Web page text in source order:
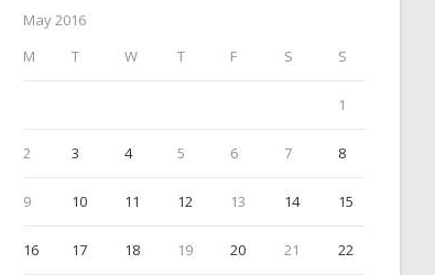
May 2016
M
T W T F S S
1
2 3 4 5 6 7 8
9 10 11 12 13 14 15
16 17 18 19 20 21 22